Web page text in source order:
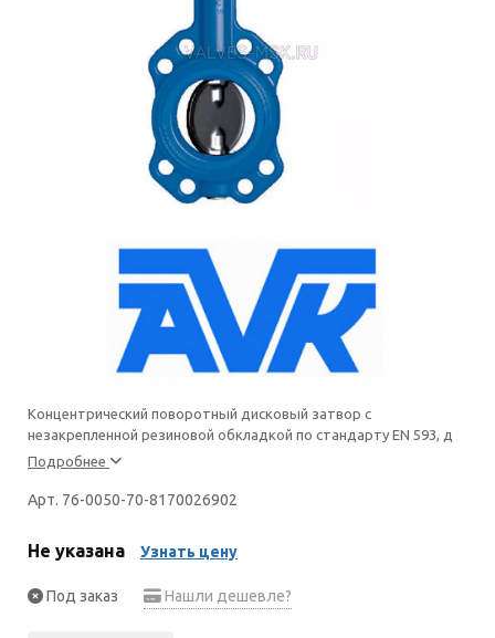
Концентрический поворотный дисковый затвор с
незакрепленной резиновой обкладкой по стандарту EN 593, д
Подробнее
Арт. 76-0050-70-8170026902
Не указана Узнать цену
Под заказ Нашли дешевле?